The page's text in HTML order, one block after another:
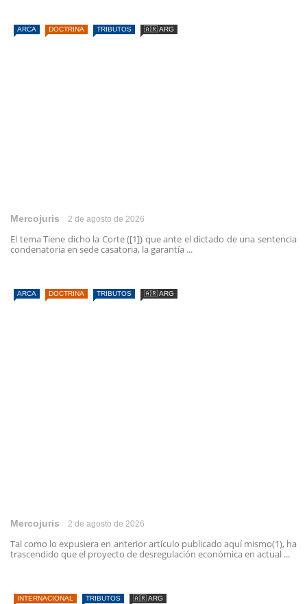
ARCA DOCTRINA TRIBUTOS 🇦🇷 ARG
Mercojuris 2 de agosto de 2026
El tema Tiene dicho la Corte ([1]) que ante el dictado de una sentencia
condenatoria en sede casatoria, la garantía ...
ARCA DOCTRINA TRIBUTOS 🇦🇷 ARG
Mercojuris 2 de agosto de 2026
Tal como lo expusiera en anterior artículo publicado aquí mismo(1), ha
trascendido que el proyecto de desregulación económica en actual ...
INTERNACIONAL TRIBUTOS 🇦🇷 ARG